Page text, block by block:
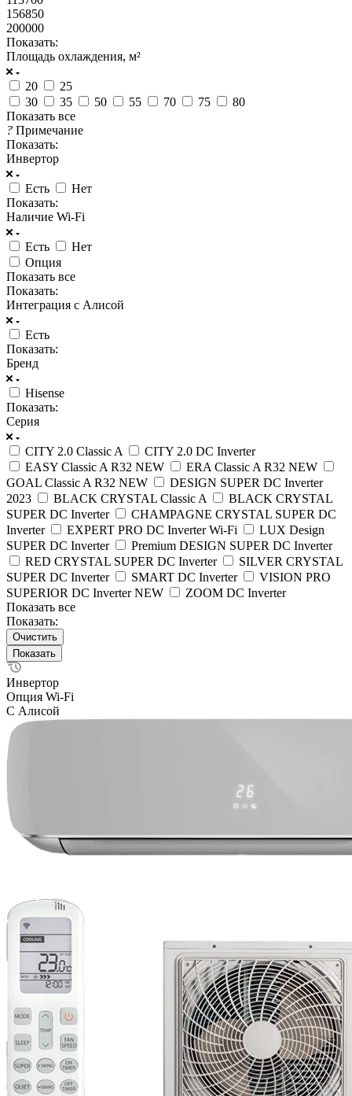
156850
200000
Показать:
Площадь охлаждения, м²
20
25
30
35 50 55 70 75
80
Показать все
? Примечание
Показать:
Инвертор
Есть
Нет
Показать:
Наличие Wi-Fi
Есть
Нет
Опция
Показать все
Показать:
Интеграция с Алисой
Есть
Показать:
Бренд
Hisense
Показать:
Серия
CITY 2.0 Classic A
CITY 2.0 DC Inverter
EASY Classic A R32 NEW
ERA Classic A R32 NEW
GOAL Classic A R32 NEW
DESIGN SUPER DC Inverter
2023
BLACK CRYSTAL Classic A
BLACK CRYSTAL
SUPER DC Inverter
CHAMPAGNE CRYSTAL SUPER DC
Inverter
EXPERT PRO DC Inverter Wi-Fi
LUX Design
SUPER DC Inverter
Premium DESIGN SUPER DC Inverter
RED CRYSTAL SUPER DC Inverter
SILVER CRYSTAL
SUPER DC Inverter
SMART DC Inverter
VISION PRO
SUPERIOR DC Inverter NEW
ZOOM DC Inverter
Показать все
Показать:
Очистить
Инвертор
Опция Wi-Fi
С Алисой